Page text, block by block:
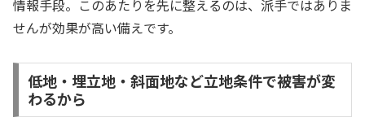
情報手段。このあたりを先に整えるのは、派手ではありま
せんが効果が高い備えです。
低地・埋立地・斜面地など立地条件で被害が変
わるから